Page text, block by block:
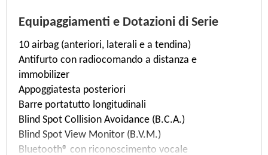
posteriori ribaltati.
Configurazione massima, con gli schienali dei
sedili posteriori ribaltati e tutto lo spazio
disponibile fino al tetto della vettura.
Velocità massima
196 Km/h
Accelerazione
9 sec. (da 0 a 100 Km/h)
Massa
1975 Kg
Rapporto Potenza/Tara
(176 KW/1,975 T)
Equipaggiamenti e Dotazioni di Serie
10 airbag (anteriori, laterali e a tendina)
Antifurto con radiocomando a distanza e
immobilizer
Appoggiatesta posteriori
Barre portatutto longitudinali
Blind Spot Collision Avoidance (B.C.A.)
Blind Spot View Monitor (B.V.M.)
Bluetooth® con riconoscimento vocale